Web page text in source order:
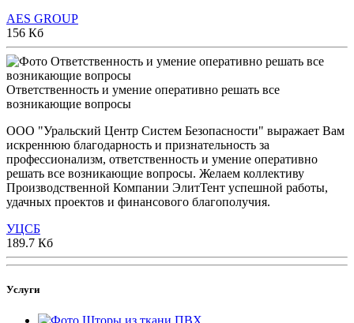
AES GROUP
156 Кб
Ответственность и умение оперативно решать все
возникающие вопросы
ООО "Уральский Центр Систем Безопасности" выражает Вам
искреннюю благодарность и признательность за
профессионализм, ответственность и умение оперативно
решать все возникающие вопросы. Желаем коллективу
Производственной Компании ЭлитТент успешной работы,
удачных проектов и финансового благополучия.
УЦСБ
189.7 Кб
Услуги